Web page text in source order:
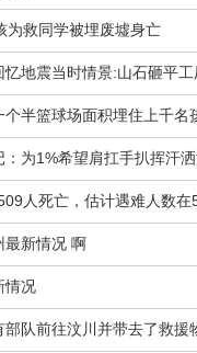
为救同学被埋废墟身亡
忆地震当时情景:山石砸平工
个半篮球场面积埋住上千名
：为1%希望肩扛手扒挥汗洒
人死亡，估计遇难人数在
最新情况 啊
情况
队前往汶川并带去了救援